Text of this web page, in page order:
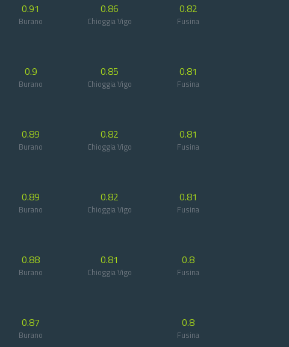
0.91
Burano
0.86
Chioggia Vigo
0.82
Fusina
0.9
Burano
0.85
Chioggia Vigo
0.81
Fusina
0.89
Burano
0.82
Chioggia Vigo
0.81
Fusina
0.89
Burano
0.82
Chioggia Vigo
0.81
Fusina
0.88
Burano
0.81
Chioggia Vigo
0.8
Fusina
0.87
Burano
0.8
Fusina